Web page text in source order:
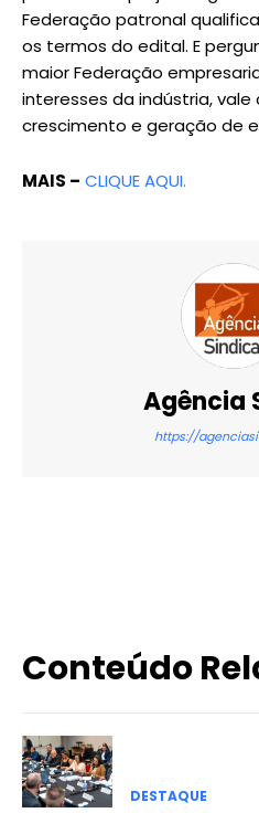
Federação patronal
os termos do edital. E
maior Federação
interesses da indústria, vale
crescimento e geração de
MAIS – CLIQUE AQUI.
Agência
https://
Conteúdo
DESTAQUE